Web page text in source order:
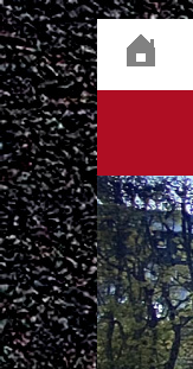
Skip
to
content